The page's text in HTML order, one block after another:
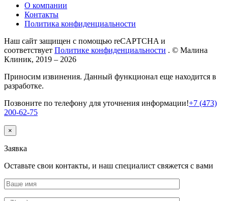
О компании
Контакты
Политика конфиденциальности
Наш сайт защищен с помощью reCAPTCHA и
соответствует Политике конфиденциальности . © Малина
Клиник, 2019 – 2026
Приносим извинения. Данный функционал еще находится в
разработке.
Позвоните по телефону для уточнения информации!+7 (473)
200-62-75
×
Заявка
Оставьте свои контакты, и наш специалист свяжется с вами